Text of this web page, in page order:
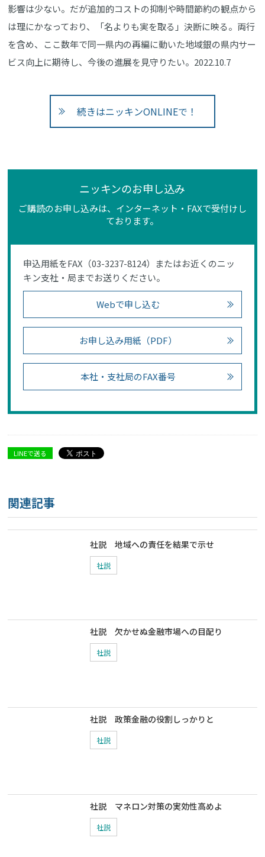
影響は少ない。だが追加的コストの抑制や時間節約の観点から
は理にかなっており、「名よりも実を取る」決断に映る。両行
を含め、ここ数年で同一県内の再編に動いた地域銀の県内サー
ビス向上に期待し、今後の進展を見守りたい。2022.10.7
続きはニッキンONLINEで！
ニッキンのお申し込み
ご購読のお申し込みは、インターネット・FAXで受付けし
ております。
申込用紙をFAX（03-3237-8124）またはお近くのニッ
キン支社・局までお送りください。
Webで申し込む
お申し込み用紙（PDF）
本社・支社局のFAX番号
LINEで送る
関連記事
社説 地域への責任を結果で示せ
社説
社説 欠かせぬ金融市場への目配り
社説
社説 政策金融の役割しっかりと
社説
社説 マネロン対策の実効性高めよ
社説